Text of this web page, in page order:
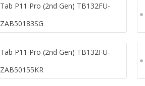
Tab P11 Pro (2nd Gen) TB132FU-
ZAB50183SG
Tab P11 Pro (2nd Gen) TB132FU-
ZAB50155KR